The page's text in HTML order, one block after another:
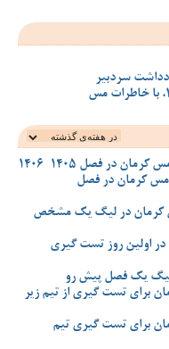
سردبیر
در فصل 1405-1406
مس کرمان در فصل
کرمان در لیگ یک مشخص
اولین روز تست گیری
لیگ یک فصل پیش رو
برای تست گیری از تیم زیر
برای تست گیری تیم